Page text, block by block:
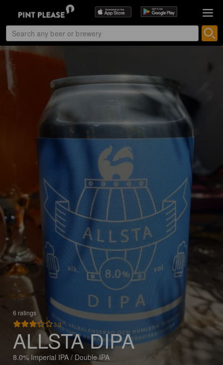
6 ratings
3.3
ALLSTA DIPA
8.0% Imperial IPA / Double IPA